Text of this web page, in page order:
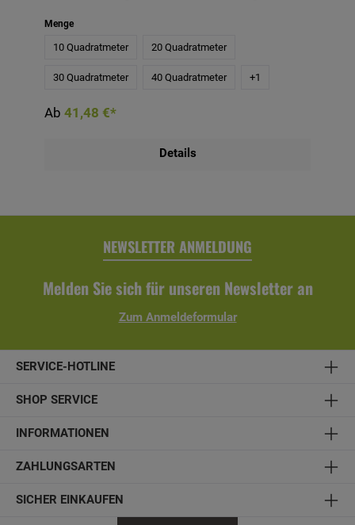
sich. Bei Verwendung der PPX Folie zur Verringerung von
Unkraut wird empfohlen, eine Schichthöhe von mindestens
4-5 cm anzuwenden. Bei einer geringeren Schichthöhe
haben z. B. Flugpollen leichteres Spiel sich festzusetzen
Produktmerkmale:- Material: Polypropylen- Qualität: ca. 110
weist 15 x 15 cm große, grüne Markierungen auf-
Rollenbreite: 0,5 m
Menge
10 Quadratmeter 20 Quadratmeter
30 Quadratmeter 40 Quadratmeter +1
Ab 41,48 €*
Details
NEWSLETTER ANMELDUNG
Melden Sie sich für unseren Newsletter an
Zum Anmeldeformular
SERVICE-HOTLINE
SHOP SERVICE
INFORMATIONEN
ZAHLUNGSARTEN
SICHER EINKAUFEN